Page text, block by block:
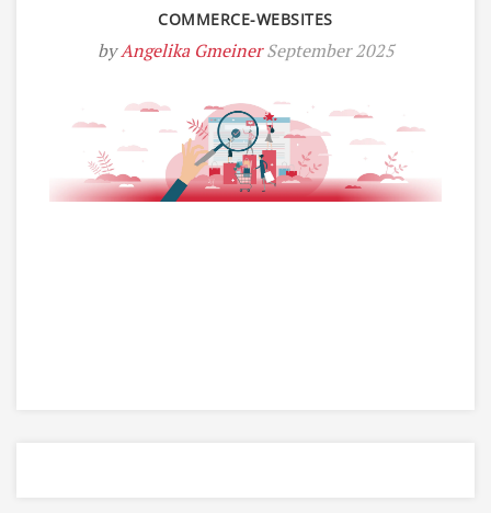
COMMERCE-WEBSITES
byAngelika Gmeiner September 2025